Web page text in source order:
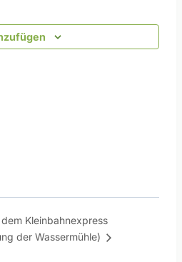
Kleinbahnexpress
der Wassermühle)